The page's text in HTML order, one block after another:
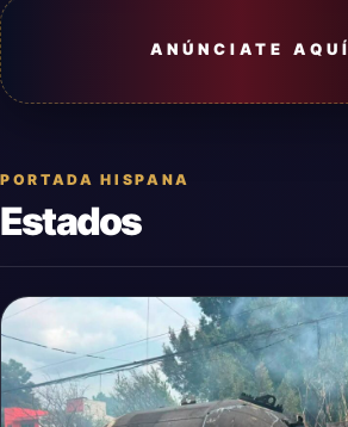
ANÚNCIATE AQUÍ
PORTADA HISPANA
Estados